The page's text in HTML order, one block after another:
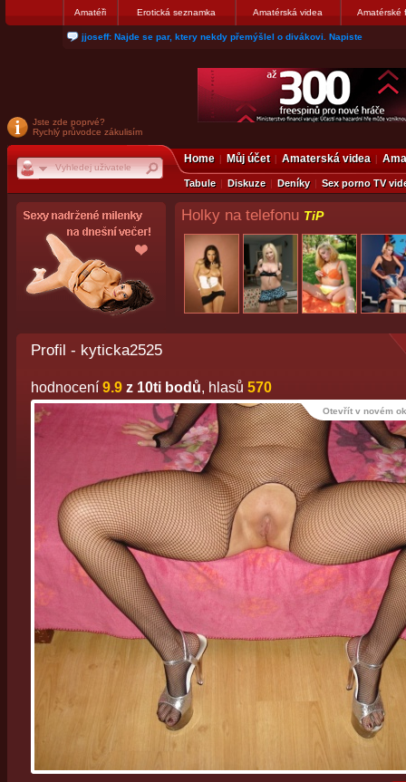
Amatéři Erotická seznamka Amatérská videa Amatérské
jjoseff: Najde se par, ktery nekdy přemýšlel o divákovi. Napiste
Jste zde poprvé?
Rychlý průvodce zákulisím
Home Můj účet Amaterská videa
Tabule Diskuze Deníky Sex porno TV
Holky na telefonu TiP
Profil - kyticka2525
hodnocení9.9z 10ti bodů, hlasů 570
Otevřít v novém